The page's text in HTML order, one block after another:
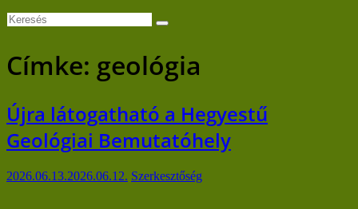
Címke: geológia
Újra látogatható a Hegyestű
Geológiai Bemutatóhely
2026.06.13.2026.06.12. Szerkesztőség